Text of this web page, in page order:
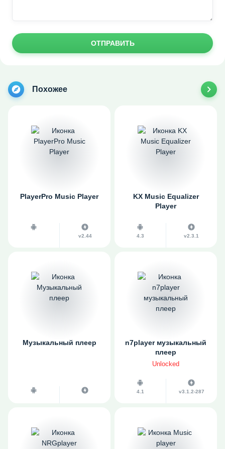
ОТПРАВИТЬ
Похожее
PlayerPro Music Player
v2.44
KX Music Equalizer
Player
4.3 v2.3.1
Музыкальный плеер
n7player музыкальный
плеер
Unlocked
4.1 v3.1.2-287